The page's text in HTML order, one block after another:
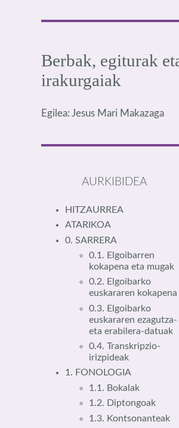
Berbak, egiturak
irakurgaiak
Egilea: Jesus Mari Makazaga
AURKIBIDEA
HITZAURREA
ATARIKOA
0. SARRERA
0.1. Elgoibarren
kokapena eta mugak
0.2. Elgoibarko
euskararen kokapena
0.3. Elgoibarko
euskararen ezagutza-
eta erabilera-datuak
0.4. Transkripzio-
irizpideak
1. FONOLOGIA
1.1. Bokalak
1.2. Diptongoak
1.3. Kontsonanteak